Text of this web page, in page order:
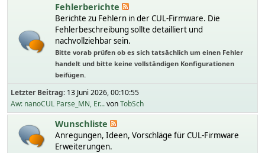
Fehlerberichte
Berichte zu Fehlern in der CUL-Firmware. Die
Fehlerbeschreibung sollte detailliert und
nachvollziehbar sein.
Bitte vorab prüfen ob es sich tatsächlich um einen Fehler
handelt und bitte keine vollständigen Konfigurationen
beifügen.
Letzter Beitrag: 13 Juni 2026, 00:10:55
Aw: nanoCUL Parse_MN, Er...vonTobSch
Wunschliste
Anregungen, Ideen, Vorschläge für CUL-Firmware
Erweiterungen.